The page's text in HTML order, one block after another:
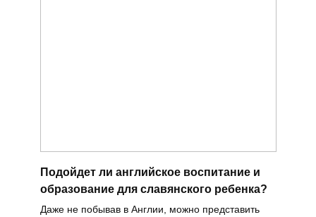
Подойдет ли английское воспитание и
образование для славянского ребенка?
Даже не побывав в Англии, можно представить